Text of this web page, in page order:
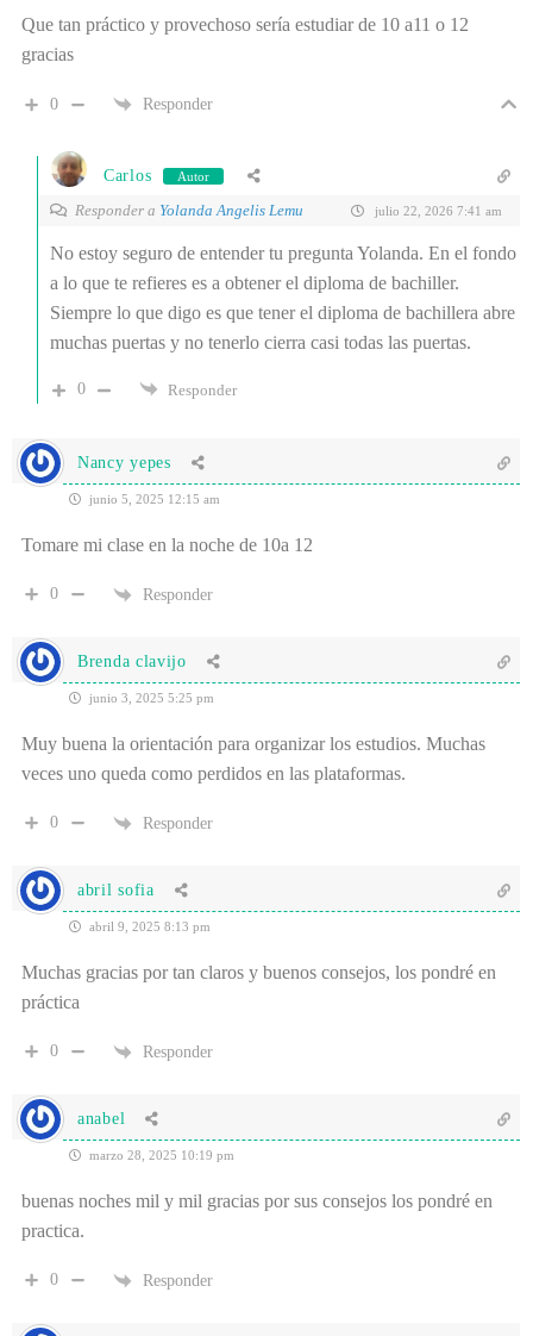
Que tan práctico y provechoso sería estudiar de 10 a11 o 12
gracias
0 Responder
Carlos Autor
Responder a Yolanda Angelis Lemu julio 22, 2026 7:41 am
No estoy seguro de entender tu pregunta Yolanda. En el fondo
a lo que te refieres es a obtener el diploma de bachiller.
Siempre lo que digo es que tener el diploma de bachillera abre
muchas puertas y no tenerlo cierra casi todas las puertas.
0 Responder
Nancy yepes
junio 5, 2025 12:15 am
Tomare mi clase en la noche de 10a 12
0 Responder
Brenda clavijo
junio 3, 2025 5:25 pm
Muy buena la orientación para organizar los estudios. Muchas
veces uno queda como perdidos en las plataformas.
0 Responder
abril sofia
abril 9, 2025 8:13 pm
Muchas gracias por tan claros y buenos consejos, los pondré en
práctica
0 Responder
anabel
marzo 28, 2025 10:19 pm
buenas noches mil y mil gracias por sus consejos los pondré en
practica.
0 Responder